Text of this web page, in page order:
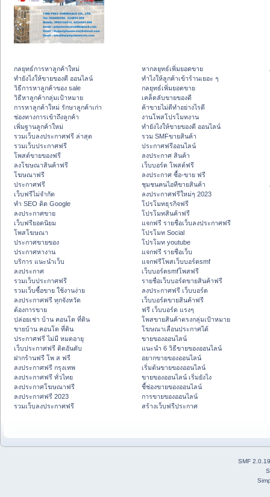
กลยุทธ์การหาลูกค้าใหม่
ทํายังไงให้ขายของดี ออนไลน์
วิธีการหาลูกค้าของ sale
วิธีหาลูกค้ากลุ่มเป้าหมาย
การหาลูกค้าใหม่ รักษาลูกค้าเก่า
ช่องทางการเข้าถึงลูกค้า
เพิ่มฐานลูกค้าใหม่
รวมเว็บลงประกาศฟรี ล่าสุด
รวมเว็บประกาศฟรี
โพสต์ขายของฟรี
ลงโฆษณาสินค้าฟรี
โฆษณาฟรี
ประกาศฟรี
เว็บฟรีไม่จำกัด
ทำ SEO ติด Google
ลงประกาศขาย
เว็บฟรียอดนิยม
โพสโฆษณา
ประกาศขายของ
ประกาศหางาน
บริการ แนะนำเว็บ
ลงประกาศ
รวมเว็บประกาศฟรี
รวมเว็บซื้อขาย ใช้งานง่าย
ลงประกาศฟรี ทุกจังหวัด
ต้องการขาย
ปล่อยเช่า บ้าน คอนโด ที่ดิน
ขายบ้าน คอนโด ที่ดิน
ประกาศฟรี ไม่มี หมดอายุ
เว็บประกาศฟรี ติดอันดับ
ฝากร้านฟรี โพ ส ฟรี
ลงประกาศฟรี กรุงเทพ
ลงประกาศฟรี ทั่วไทย
ลงประกาศโฆษณาฟรี
ลงประกาศฟรี 2023
รวมเว็บลงประกาศฟรี
หากลยุทธ์เพิ่มยอดขาย
ทําไงให้ลูกค้าเข้าร้านเยอะ ๆ
กลยุทธ์เพิ่มยอดขาย
เคล็ดลับขายของดี
ค้าขายไม่ดีทำอย่างไรดี
งานโพสโปรโมทงาน
ทํายังไงให้ขายของดี ออนไลน์
รวม SMFขายสินค้า
ประกาศฟรีออนไลน์
ลงประกาศ สินค้า
เว็บบอร์ด โพสต์ฟรี
ลงประกาศ ซื้อ-ขาย ฟรี
ชุมชนคนไอทีขายสินค้า
ลงประกาศฟรีใหม่ๆ 2023
โปรโมทธุรกิจฟรี
โปรโมทสินค้าฟรี
แจกฟรี รายชื่อเว็บลงประกาศฟรี
โปรโมท Social
โปรโมท youtube
แจกฟรี รายชื่อเว็บ
แจกฟรีโพสเว็บบอร์ดsmf
เว็บบอร์ดsmfโพสฟรี
รายชื่อเว็บบอร์ดขายสินค้าฟรี
ลงประกาศฟรี เว็บบอร์ด
เว็บบอร์ดขายสินค้าฟรี
ฟรี เว็บบอร์ด แรงๆ
โพสขายสินค้าตรงกลุ่มเป้าหมาย
โฆษณาเลื่อนประกาศได้
ขายของออนไลน์
แนะนำ 6 วิธีขายของออนไลน์
อยากขายของออนไลน์
เริ่มต้นขายของออนไลน์
ขายของออนไลน์ เริ่มยังไง
ชี้ช่องขายของออนไลน์
การขายของออนไลน์
สร้างเว็บฟรีประกาศ
SMF 2.0.19